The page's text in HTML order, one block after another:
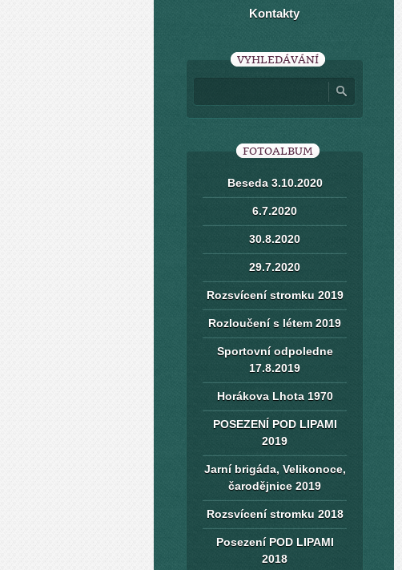
Kontakty
VYHLEDÁVÁNÍ
FOTOALBUM
Beseda 3.10.2020
6.7.2020
30.8.2020
29.7.2020
Rozsvícení stromku 2019
Rozloučení s létem 2019
Sportovní odpoledne
17.8.2019
Horákova Lhota 1970
POSEZENÍ POD LIPAMI
2019
Jarní brigáda, Velikonoce,
čarodějnice 2019
Rozsvícení stromku 2018
Posezení POD LIPAMI
2018